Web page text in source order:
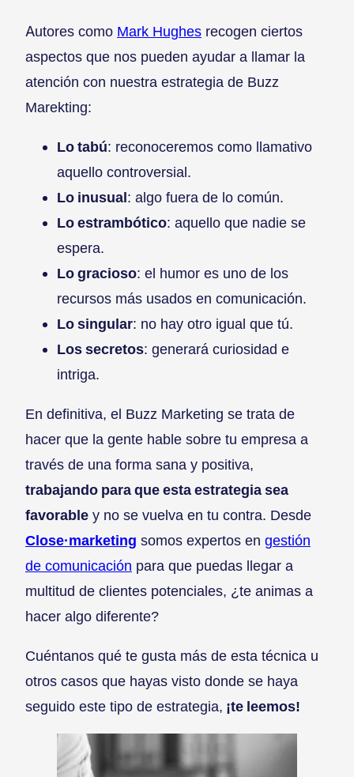
Autores como Mark Hughes recogen ciertos
aspectos que nos pueden ayudar a llamar la
atención con nuestra estrategia de Buzz
Marekting:
Lo tabú: reconoceremos como llamativo
aquello controversial.
Lo inusual: algo fuera de lo común.
Lo estrambótico: aquello que nadie se
espera.
Lo gracioso: el humor es uno de los
recursos más usados en comunicación.
Lo singular: no hay otro igual que tú.
Los secretos: generará curiosidad e
intriga.
En definitiva, el Buzz Marketing se trata de
hacer que la gente hable sobre tu empresa a
través de una forma sana y positiva,
trabajando para que esta estrategia sea
favorable y no se vuelva en tu contra. Desde
Close·marketing somos expertos en gestión
de comunicación para que puedas llegar a
multitud de clientes potenciales, ¿te animas a
hacer algo diferente?
Cuéntanos qué te gusta más de esta técnica u
otros casos que hayas visto donde se haya
seguido este tipo de estrategia, ¡te leemos!